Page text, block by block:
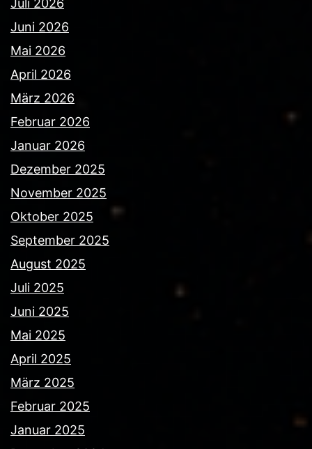
Juli 2026
Juni 2026
Mai 2026
April 2026
März 2026
Februar 2026
Januar 2026
Dezember 2025
November 2025
Oktober 2025
September 2025
August 2025
Juli 2025
Juni 2025
Mai 2025
April 2025
März 2025
Februar 2025
Januar 2025